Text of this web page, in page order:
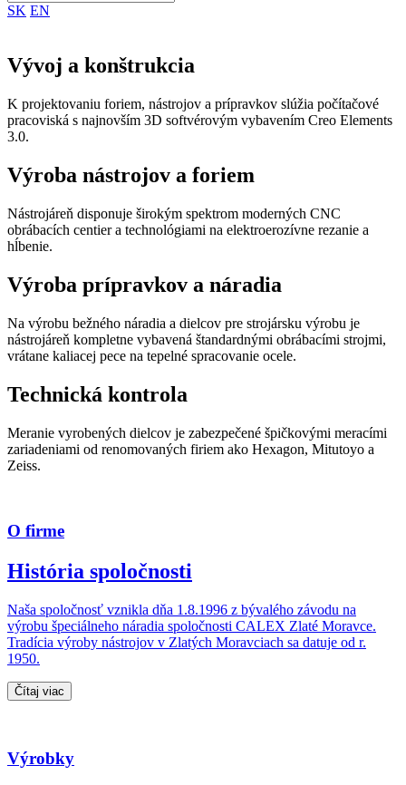
SK EN
Vývoj a konštrukcia
K projektovaniu foriem, nástrojov a prípravkov slúžia počítačové
pracoviská s najnovším 3D softvérovým vybavením Creo Elements
3.0.
Výroba nástrojov a foriem
Nástrojáreň disponuje širokým spektrom moderných CNC
obrábacích centier a technológiami na elektroerozívne rezanie a
hĺbenie.
Výroba prípravkov a náradia
Na výrobu bežného náradia a dielcov pre strojársku výrobu je
nástrojáreň kompletne vybavená štandardnými obrábacími strojmi,
vrátane kaliacej pece na tepelné spracovanie ocele.
Technická kontrola
Meranie vyrobených dielcov je zabezpečené špičkovými meracími
zariadeniami od renomovaných firiem ako Hexagon, Mitutoyo a
Zeiss.
O firme
História spoločnosti
Naša spoločnosť vznikla dňa 1.8.1996 z bývalého závodu na
výrobu špeciálneho náradia spoločnosti CALEX Zlaté Moravce.
Tradícia výroby nástrojov v Zlatých Moravciach sa datuje od r.
1950.
Čítaj viac
Výrobky